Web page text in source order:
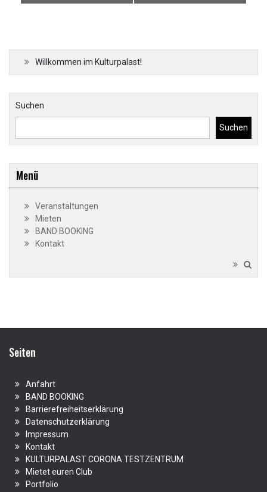
Willkommen im Kulturpalast!
Suchen
Suchen
Menü
Veranstaltungen
Mieten
BAND BOOKING
Kontakt
Seiten
Anfahrt
BAND BOOKING
Barrierefreiheitserklärung
Datenschutzerklärung
Impressum
Kontakt
KULTURPALAST CORONA TESTZENTRUM
Mietet euren Club
Portfolio